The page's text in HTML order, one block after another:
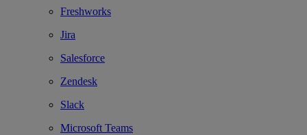
Freshworks
Jira
Salesforce
Zendesk
Slack
Microsoft Teams